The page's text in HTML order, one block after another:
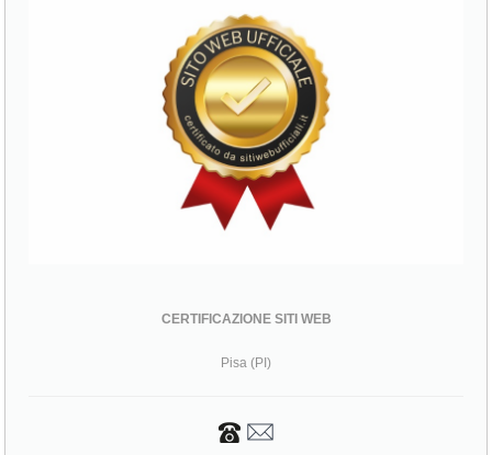
CERTIFICAZIONE SITI WEB
Pisa (PI)